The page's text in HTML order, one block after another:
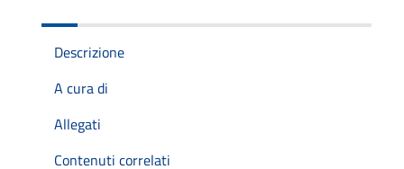
Descrizione
A cura di
Allegati
Contenuti correlati